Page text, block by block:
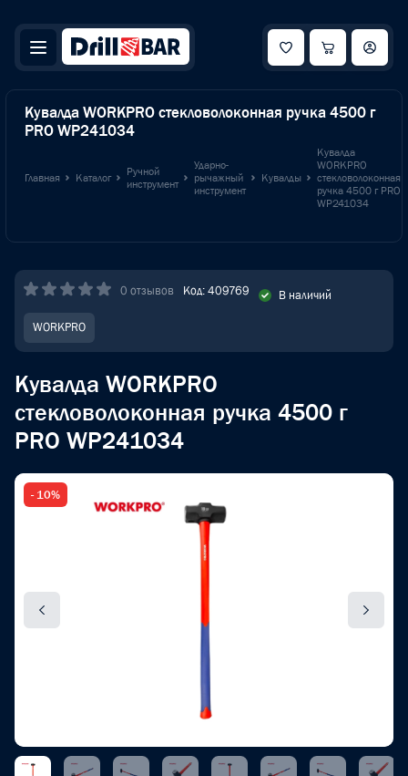
Кувалда WORKPRO стекловолоконная ручка 4500 г
PRO WP241034
Главная Каталог
Ручной
инструмент
Ударно-
рычажный
инструмент
Кувалды
Кувалда
WORKPRO
стекловолоконная
ручка 4500 г PRO
WP241034
0 отзывов Код: 409769 В наличий
WORKPRO
Кувалда WORKPRO
стекловолоконная ручка 4500 г
PRO WP241034
- 10%